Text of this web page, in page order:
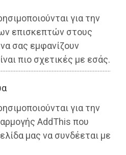
για την
επισκεπτών στους
σας εμφανίζουν
πιο σχετικές με εσάς.
για την
AddThis που
μας να συνδέεται με
την κακοκαιρία
Dimotisnews